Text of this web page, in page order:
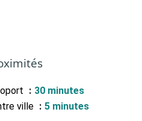
30 minutes
ville
5 minutes